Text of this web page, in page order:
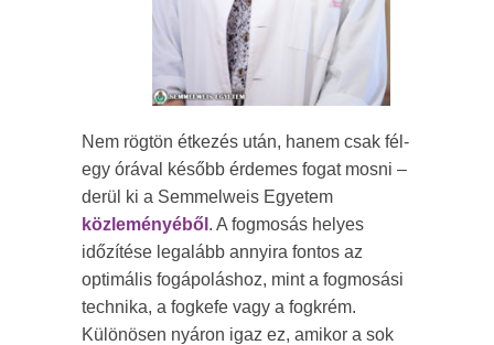
Nem rögtön étkezés után, hanem csak fél-
egy órával később érdemes fogat mosni –
derül ki a Semmelweis Egyetem
közleményéből . A fogmosás helyes
időzítése legalább annyira fontos az
optimális fogápoláshoz, mint a fogmosási
technika, a fogkefe vagy a fogkrém.
Különösen nyáron igaz ez, amikor a sok